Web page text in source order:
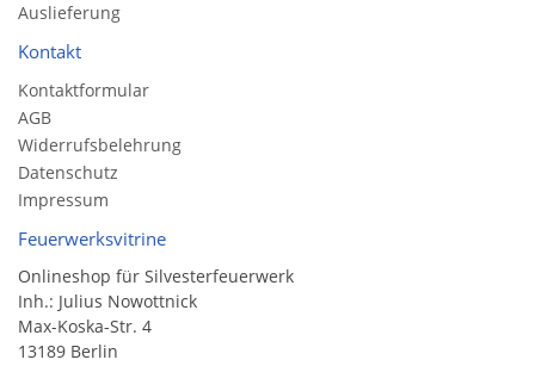
Auslieferung
Kontakt
Kontaktformular
AGB
Widerrufsbelehrung
Datenschutz
Impressum
Feuerwerksvitrine
Onlineshop für Silvesterfeuerwerk
Inh.: Julius Nowottnick
Max-Koska-Str. 4
13189 Berlin